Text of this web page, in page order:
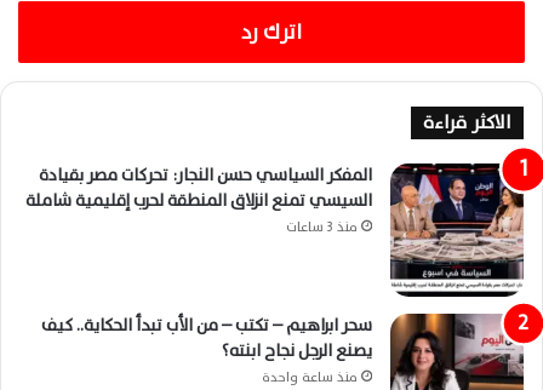
اترك رد
الاكثر قراءة
المفكر السياسي حسن النجار: تحركات مصر بقيادة
السيسي تمنع انزلاق المنطقة لحرب إقليمية شاملة
منذ 3 ساعات
سحر ابراهيم – تكتب – من الأب تبدأ الحكاية.. كيف
يصنع الرجل نجاح ابنته؟
منذ ساعة واحدة